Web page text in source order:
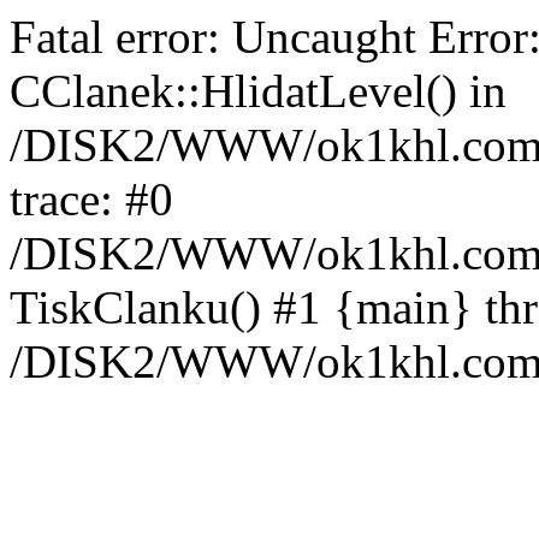
Fatal error: Uncaught
CClanek::HlidatLevel() in
/DISK2/WWW/
trace: #0
/DISK2/WWW/
TiskClanku() #1 {main}
/DISK2/WWW/